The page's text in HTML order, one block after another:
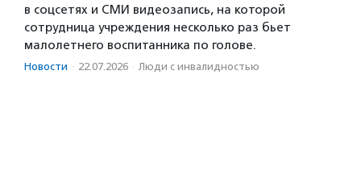
в соцсетях и СМИ видеозапись, на которой
сотрудница учреждения несколько раз бьет
малолетнего воспитанника по голове.
Новости · 22.07.2026 · Люди с инвалидностью